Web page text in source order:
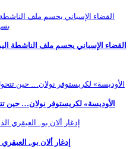
القضاء الإسباني يحسم ملف الناشطة
«الأوديسة» لكريستوفر نولان… حين
إدغار ألان بو..